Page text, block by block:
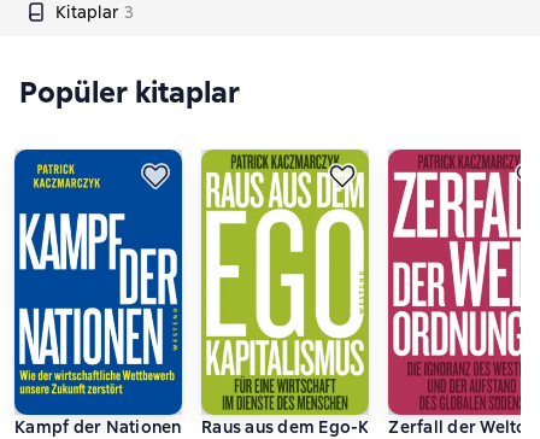
Kitaplar 3
Popüler kitaplar
Kampf der Nationen
Raus aus dem Ego-Kapitalismus
Zerfall der